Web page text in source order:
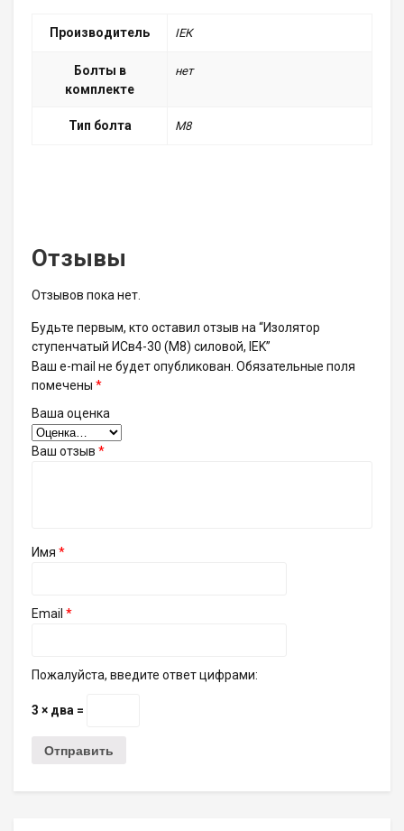
Производитель ІЕК
Болты в
комплекте
нет
Тип болта M8
Отзывы
Отзывов пока нет.
Будьте первым, кто оставил отзыв на “Изолятор
ступенчатый ИСв4-30 (М8) силовой, IEK”
Ваш e-mail не будет опубликован. Обязательные поля
помечены *
Ваша оценка
Ваш отзыв *
Имя *
Email *
Пожалуйста, введите ответ цифрами:
3 × два =